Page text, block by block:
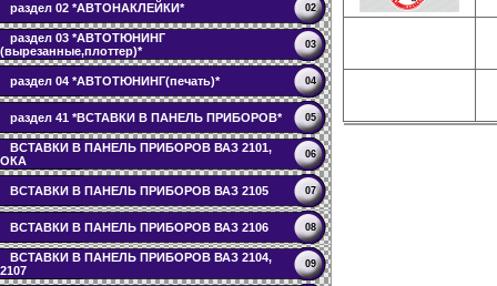
раздел 02 *АВТОНАКЛЕЙКИ* 02
раздел 03 *АВТОТЮНИНГ
(вырезанные,плоттер)*
03
раздел 04 *АВТОТЮНИНГ(печать)* 04
раздел 41 *ВСТАВКИ В ПАНЕЛЬ ПРИБОРОВ* 05
ВСТАВКИ В ПАНЕЛЬ ПРИБОРОВ ВАЗ 2101,
ОКА
06
ВСТАВКИ В ПАНЕЛЬ ПРИБОРОВ ВАЗ 2105 07
ВСТАВКИ В ПАНЕЛЬ ПРИБОРОВ ВАЗ 2106 08
ВСТАВКИ В ПАНЕЛЬ ПРИБОРОВ ВАЗ 2104,
2107
09